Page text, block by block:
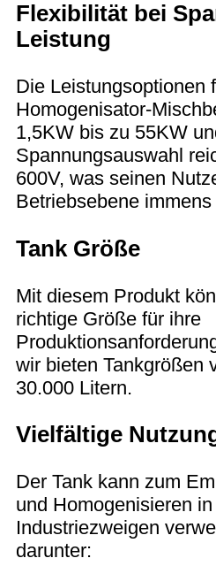
Flexibilität bei
Leistung
Die Leistungsoptionen
Homogenisator-
1,5KW bis zu 55KW
Spannungsauswahl
600V, was seinen
Betriebsebene immens
Tank Größe
Mit diesem Produkt
richtige Größe für ihre
wir bieten Tankgrößen
30.000 Litern.
Vielfältige
Der Tank kann zum
und Homogenisieren
Industriezweigen
darunter: